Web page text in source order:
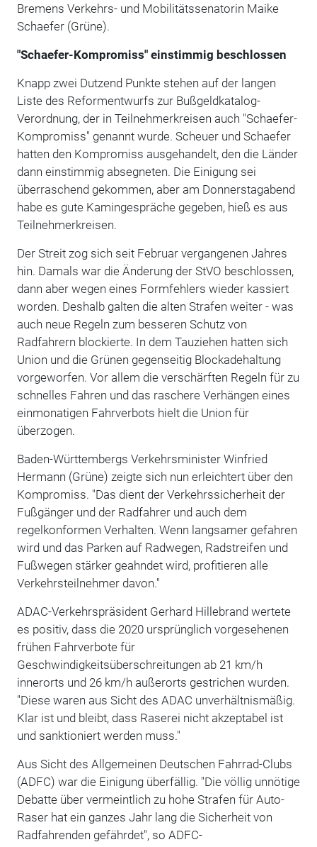
Bremens Verkehrs- und Mobilitätssenatorin Maike
Schaefer (Grüne).
"Schaefer-Kompromiss" einstimmig beschlossen
Knapp zwei Dutzend Punkte stehen auf der langen
Liste des Reformentwurfs zur Bußgeldkatalog-
Verordnung, der in Teilnehmerkreisen auch "Schaefer-
Kompromiss" genannt wurde. Scheuer und Schaefer
hatten den Kompromiss ausgehandelt, den die Länder
dann einstimmig absegneten. Die Einigung sei
überraschend gekommen, aber am Donnerstagabend
habe es gute Kamingespräche gegeben, hieß es aus
Teilnehmerkreisen.
Der Streit zog sich seit Februar vergangenen Jahres
hin. Damals war die Änderung der StVO beschlossen,
dann aber wegen eines Formfehlers wieder kassiert
worden. Deshalb galten die alten Strafen weiter - was
auch neue Regeln zum besseren Schutz von
Radfahrern blockierte. In dem Tauziehen hatten sich
Union und die Grünen gegenseitig Blockadehaltung
vorgeworfen. Vor allem die verschärften Regeln für zu
schnelles Fahren und das raschere Verhängen eines
einmonatigen Fahrverbots hielt die Union für
überzogen.
Baden-Württembergs Verkehrsminister Winfried
Hermann (Grüne) zeigte sich nun erleichtert über den
Kompromiss. "Das dient der Verkehrssicherheit der
Fußgänger und der Radfahrer und auch dem
regelkonformen Verhalten. Wenn langsamer gefahren
wird und das Parken auf Radwegen, Radstreifen und
Fußwegen stärker geahndet wird, profitieren alle
Verkehrsteilnehmer davon."
ADAC-Verkehrspräsident Gerhard Hillebrand wertete
es positiv, dass die 2020 ursprünglich vorgesehenen
frühen Fahrverbote für
Geschwindigkeitsüberschreitungen ab 21 km/h
innerorts und 26 km/h außerorts gestrichen wurden.
"Diese waren aus Sicht des ADAC unverhältnismäßig.
Klar ist und bleibt, dass Raserei nicht akzeptabel ist
und sanktioniert werden muss."
Aus Sicht des Allgemeinen Deutschen Fahrrad-Clubs
(ADFC) war die Einigung überfällig. "Die völlig unnötige
Debatte über vermeintlich zu hohe Strafen für Auto-
Raser hat ein ganzes Jahr lang die Sicherheit von
Radfahrenden gefährdet", so ADFC-